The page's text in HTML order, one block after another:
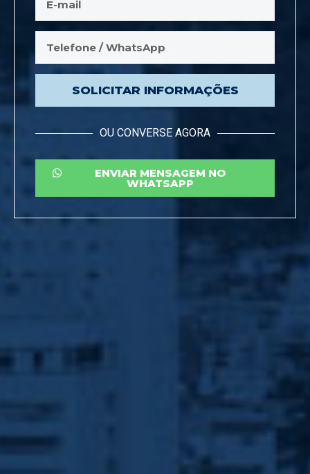
SOLICITAR INFORMAÇÕES
OU CONVERSE AGORA
ENVIAR MENSAGEM NO
WHATSAPP